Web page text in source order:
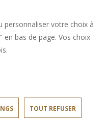
personnaliser votre choix à
bas de page. Vos choix
TOUT REFUSER